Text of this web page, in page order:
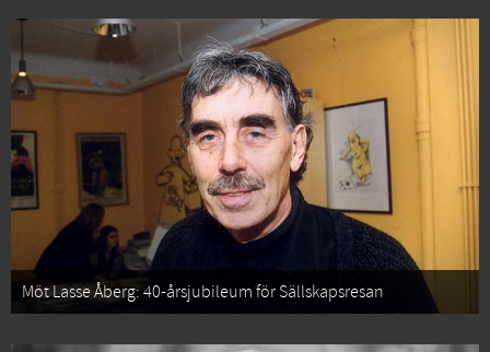
Möt Lasse Åberg: 40-årsjubileum för Sällskapsresan